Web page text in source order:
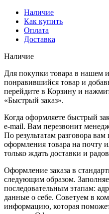
Наличие
Как купить
Оплата
Доставка
Наличие
Для покупки товара в нашем
понравившийся товар и
перейдите в Корзину и
«Быстрый заказ».
Когда оформляете быстрый
e-mail. Вам перезвонит
По результатам разговора
оформления товара на почту
только ждать доставки и
Оформление заказа в
следующим образом.
последовательным этапам:
данные о себе. Советуем в
информацию, которая